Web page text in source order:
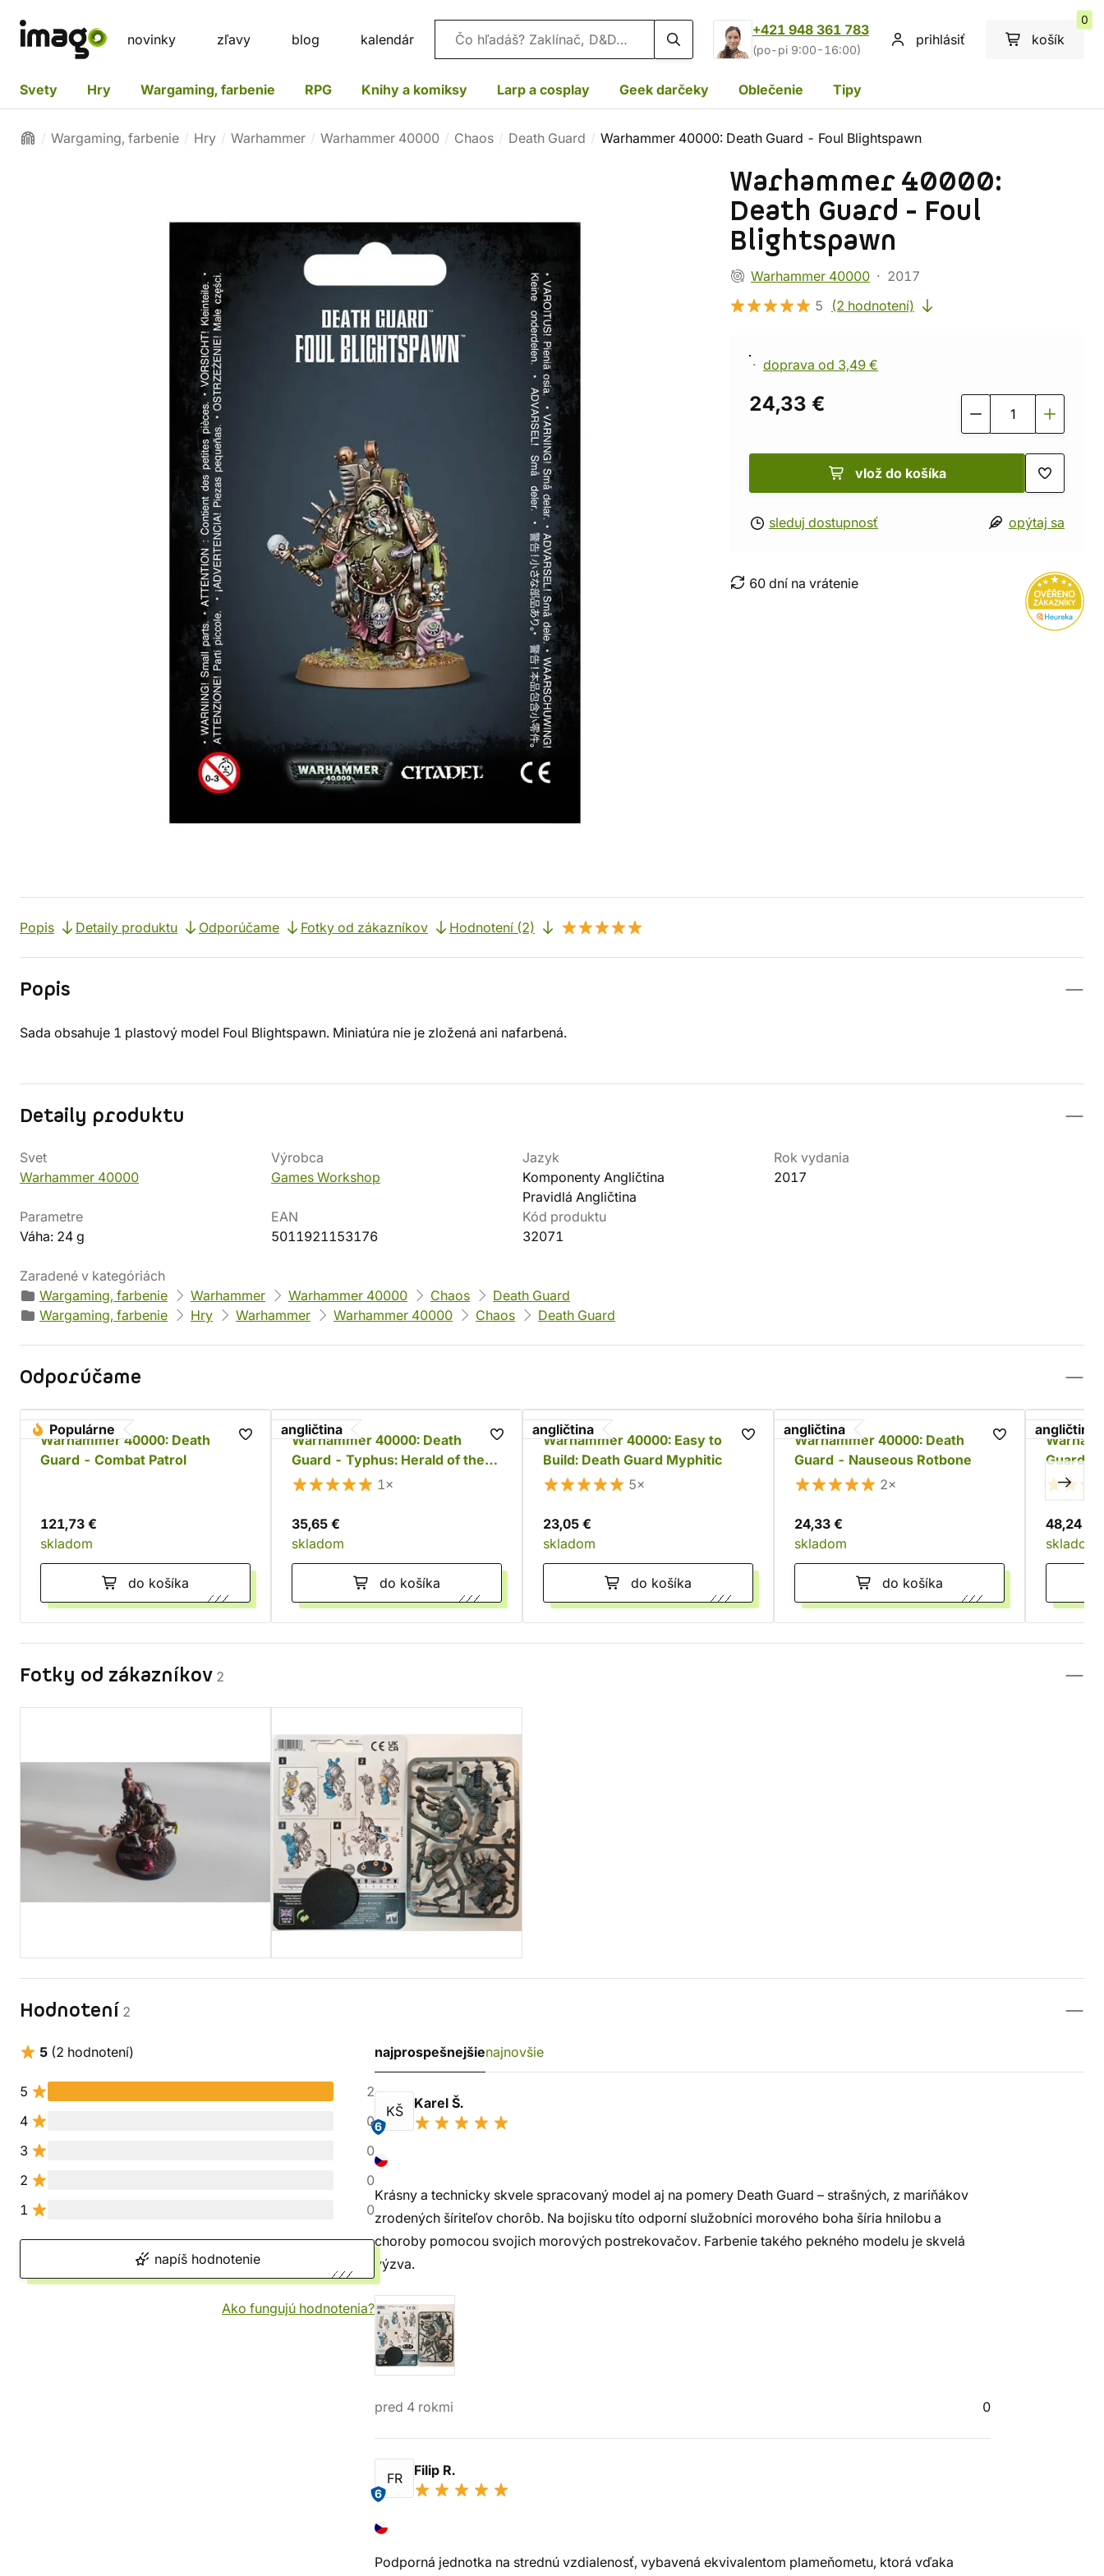
novinky zľavy blog kalendár Vyhľadávanie
+421 948 361 783
(po-pi 9:00-16:00)
prihlásiť košík
0
Svety Hry Wargaming, farbenie RPG Knihy a komiksy Larp a cosplay Geek darčeky Oblečenie Tipy
Wargaming, farbenie Hry Warhammer Warhammer 40000 Chaos Death Guard Warhammer 40000: Death Guard - Foul Blightspawn
Warhammer 40000:
Death Guard - Foul
Blightspawn
Warhammer 40000
2017
5
(2 hodnotení)
doprava od 3,49 €
24,33 €
vlož do košíka
sleduj dostupnosť opýtaj sa
60 dní na vrátenie
Popis Detaily produktu Odporúčame Fotky od zákazníkov Hodnotení (2)
Popis
Sada obsahuje 1 plastový model Foul Blightspawn. Miniatúra nie je zložená ani nafarbená.
Detaily produktu
Svet
Warhammer 40000
Výrobca
Games Workshop
Jazyk
Komponenty Angličtina
Pravidlá Angličtina
Rok vydania
2017
Parametre
Váha: 24 g
EAN
5011921153176
Kód produktu
32071
Zaradené v kategóriách
Wargaming, farbenie
Warhammer Warhammer 40000 Chaos
Death Guard
Wargaming, farbenie
Hry Warhammer Warhammer 40000 Chaos Death Guard
Odporúčame
Populárne
Warhammer 40000: Death
Guard - Combat Patrol
121,73 €
skladom
do košíka
angličtina
Warhammer 40000: Death
Guard - Typhus: Herald of the
Plague God
1×
35,65 €
skladom
do košíka
angličtina
Warhammer 40000: Easy to
Build: Death Guard Myphitic
5×
23,05 €
skladom
do košíka
angličtina
Warhammer 40000: Death
Guard - Nauseous Rotbone
2×
24,33 €
skladom
do košíka
angličtina
Guard -
48,24 €
skladom
Fotky od zákazníkov 2
Hodnotení 2
5 (2 hodnotení)
5
2
4
0
3
0
2
0
1
0
napíš hodnotenie
Ako fungujú hodnotenia?
najprospešnejšienajnovšie
KŠ
6
Karel Š.
Krásny a technicky skvele spracovaný model aj na pomery Death Guard – strašných, z mariňákov
zrodených šíriteľov chorôb. Na bojisku títo odporní služobníci morového boha šíria hnilobu a
choroby pomocou svojich morových postrekovačov. Farbenie takého pekného modelu je skvelá
výzva.
pred 4 rokmi 0
FR
6
Filip R.
Podporná jednotka na strednú vzdialenosť, vybavená ekvivalentom plameňometu, ktorá vďaka